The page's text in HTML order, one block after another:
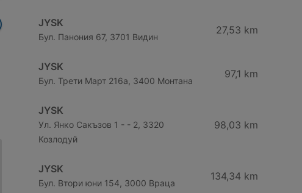
JYSK
Бул. Панония 67, 3701 Видин
27,53 km
JYSK
Бул. Трети Март 216a, 3400 Монтана
97,1 km
JYSK
Ул. Янко Сакъзов 1 - - 2, 3320
Козлодуй
98,03 km
JYSK
Бул. Втори юни 154, 3000 Враца
134,34 km